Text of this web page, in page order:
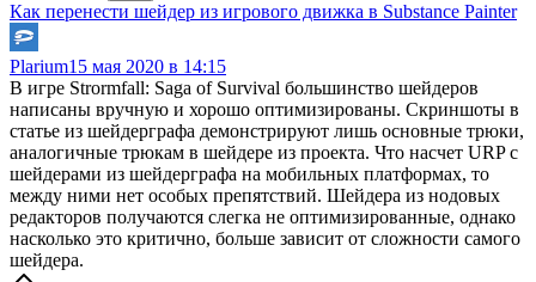
Как перенести шейдер из игрового движка в Substance Painter
Plarium15 мая 2020 в 14:15
В игре Strormfall: Saga of Survival большинство шейдеров
написаны вручную и хорошо оптимизированы. Скриншоты в
статье из шейдерграфа демонстрируют лишь основные трюки,
аналогичные трюкам в шейдере из проекта. Что насчет URP с
шейдерами из шейдерграфа на мобильных платформах, то
между ними нет особых препятствий. Шейдера из нодовых
редакторов получаются слегка не оптимизированные, однако
насколько это критично, больше зависит от сложности самого
шейдера.